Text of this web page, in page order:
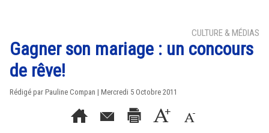
CULTURE & MÉDIAS
Gagner son mariage : un concours
de rêve!
Rédigé par Pauline Compan | Mercredi 5 Octobre 2011